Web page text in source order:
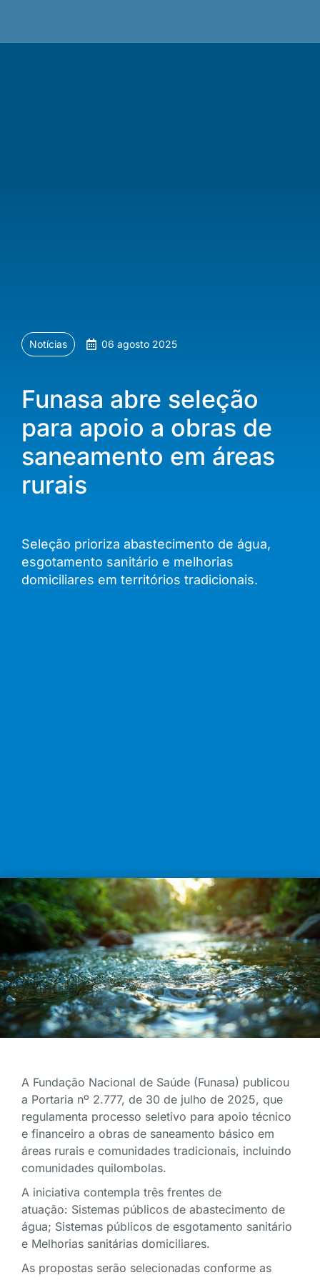
Notícias 06 agosto 2025
Funasa abre seleção
para apoio a obras de
saneamento em áreas
rurais
Seleção prioriza abastecimento de água,
esgotamento sanitário e melhorias
domiciliares em territórios tradicionais.
A Fundação Nacional de Saúde (Funasa) publicou
a Portaria nº 2.777, de 30 de julho de 2025, que
regulamenta processo seletivo para apoio técnico
e financeiro a obras de saneamento básico em
áreas rurais e comunidades tradicionais, incluindo
comunidades quilombolas.
A iniciativa contempla três frentes de
atuação: Sistemas públicos de abastecimento de
água; Sistemas públicos de esgotamento sanitário
e Melhorias sanitárias domiciliares.
As propostas serão selecionadas conforme as